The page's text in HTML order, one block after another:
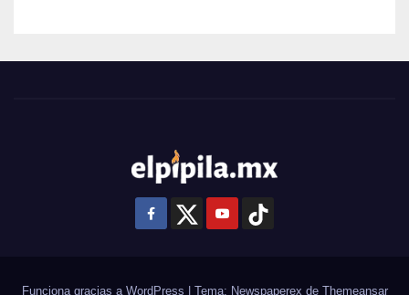
Funciona gracias a WordPress Tema: Newspaperex de Themeansar